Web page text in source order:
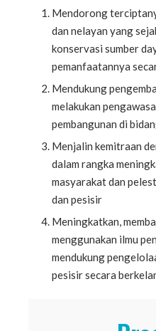
Mendorong
dan nelayan yang
konservasi sumber
pemanfaatannya
Mendukung
melakukan
pembangunan di
Menjalin kemitraan
dalam rangka
masyarakat dan
dan pesisir
Meningkatkan,
menggunakan ilmu
mendukung
pesisir secara